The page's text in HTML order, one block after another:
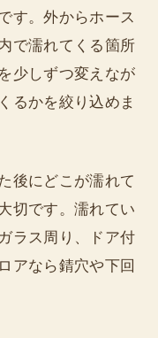
す。外からホース
で濡れてくる箇所
少しずつ変えなが
るかを絞り込めま
後にどこが濡れて
切です。濡れてい
ラス周り、ドア付
アなら錆穴や下回